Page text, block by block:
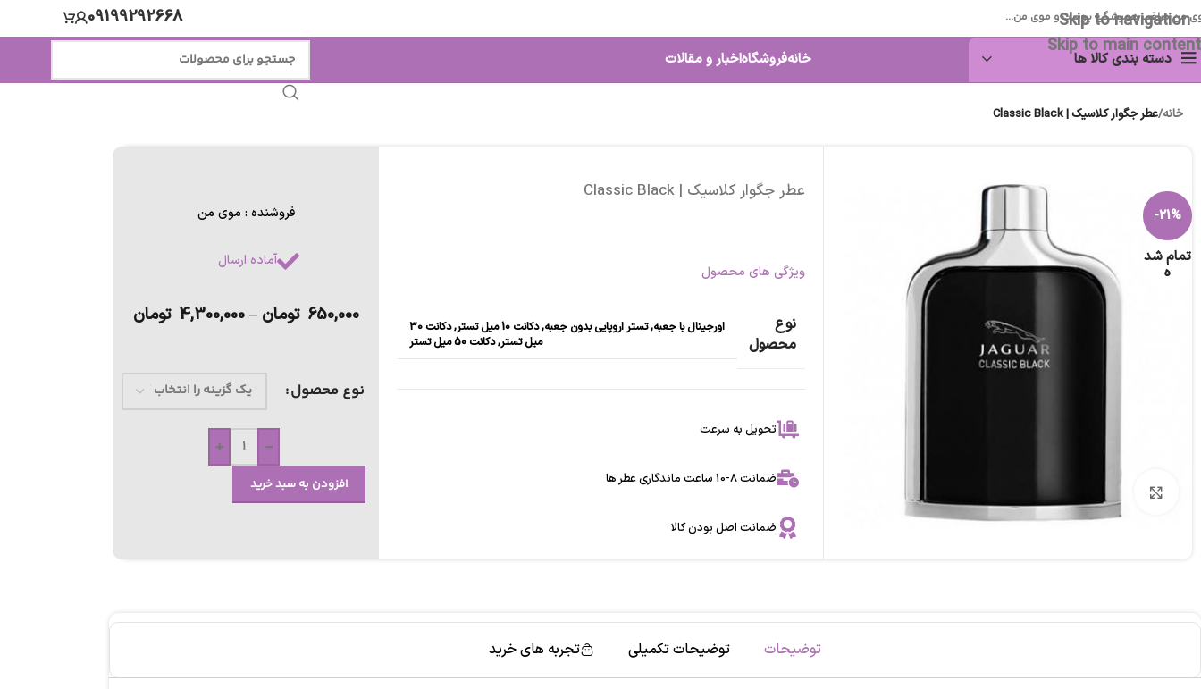
Skip to navigation
Skip to main content
من مراقب همیشگی پوست و موی من... 09199292668
دسته بندی کالا ها خانهفروشگاهاخبار و مقالات
خانه/عطر جگوار کلاسیک | Classic Black
-21%
تمام شد
ه
برای بزرگنمایی کلیک کنید
عطر جگوار کلاسیک | Classic Black
ویژگی های محصول
نوع
محصول
اورجینال با جعبه,تستر اروپایی بدون جعبه,دکانت 10 میل تستر ,
دکانت 30
میل تستر,دکانت 50 میل تستر
تحویل به سرعت
ضمانت 8-10 ساعت ماندگاری عطر ها
ضمانت اصل بودن کالا
فروشنده : موی من
آماده ارسال
650,000 تومان –
4,300,000 تومان
نوع محصول
-
+
افزودن به سبد خرید
توضیحات توضیحات تکمیلی تجربه های خرید